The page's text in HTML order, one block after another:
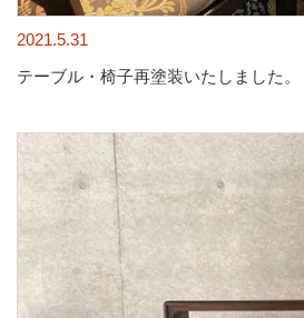
2021.5.31
テーブル・椅子再塗装いたしました。